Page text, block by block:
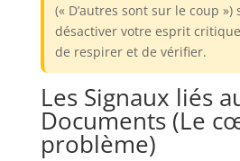
(« D’autres sont sur le coup
désactiver votre esprit
de respirer et de vérifier.
Les Signaux liés
Documents (Le
problème)